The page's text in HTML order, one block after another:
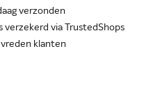
verzonden
via TrustedShops
klanten